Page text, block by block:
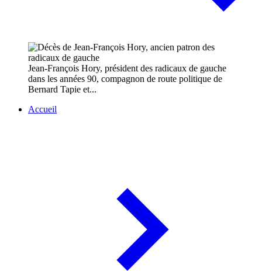
Jean-François Hory, président des radicaux de gauche
dans les années 90, compagnon de route politique de
Bernard Tapie et...
Accueil